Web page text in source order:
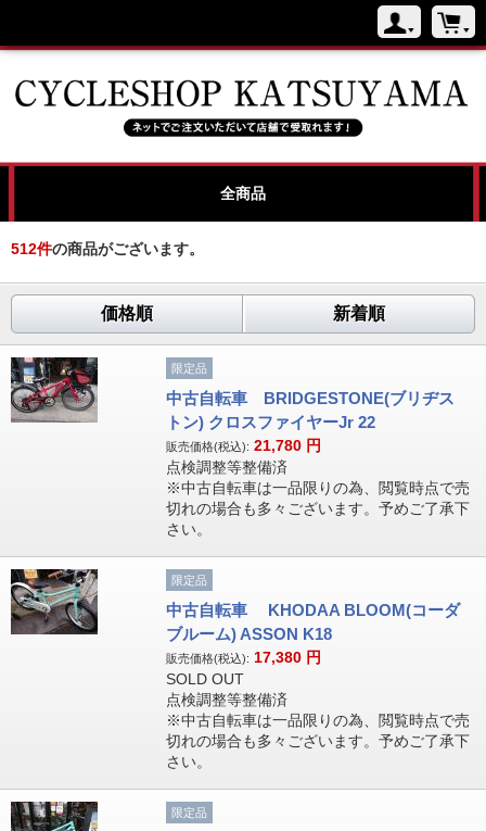
全商品
512件の商品がございます。
価格順 新着順
限定品
中古自転車 BRIDGESTONE(ブリヂス
トン) クロスファイヤーJr 22
販売価格(税込): 21,780 円
点検調整等整備済
※中古自転車は一品限りの為、閲覧時点で売
切れの場合も多々ございます。予めご了承下
さい。
限定品
中古自転車 KHODAA BLOOM(コーダ
ブルーム) ASSON K18
販売価格(税込): 17,380 円
SOLD OUT
点検調整等整備済
※中古自転車は一品限りの為、閲覧時点で売
切れの場合も多々ございます。予めご了承下
さい。
限定品